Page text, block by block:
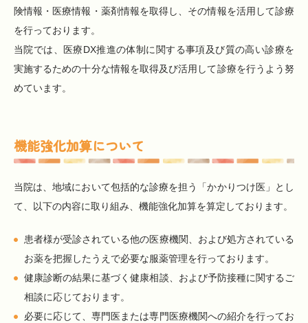
険情報・医療情報・薬剤情報を取得し、その情報を活用して診療
を行っております。
当院では、医療DX推進の体制に関する事項及び質の高い診療を
実施するための十分な情報を取得及び活用して診療を行うよう努
めています。
機能強化加算について
当院は、地域において包括的な診療を担う「かかりつけ医」とし
て、以下の内容に取り組み、機能強化加算を算定しております。
患者様が受診されている他の医療機関、および処方されている
お薬を把握したうえで必要な服薬管理を行っております。
健康診断の結果に基づく健康相談、および予防接種に関するご
相談に応じております。
必要に応じて、専門医または専門医療機関への紹介を行ってお